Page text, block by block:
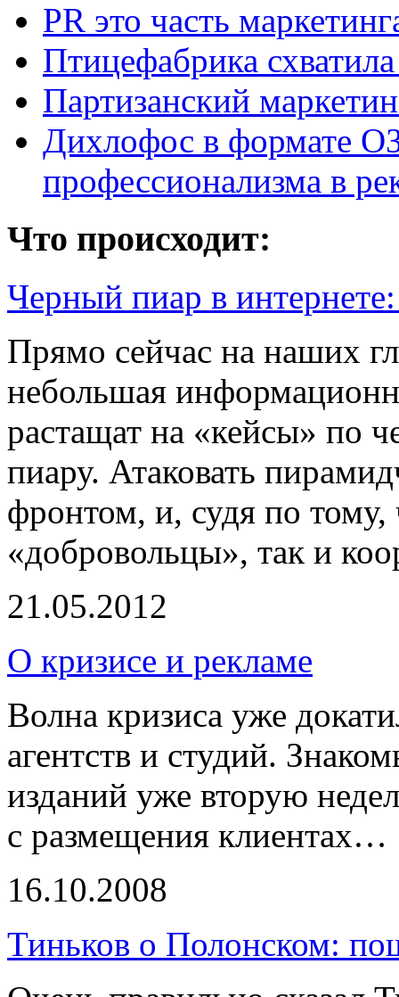
PR это часть
Птицефабрика
Партизанский
Дихлофос в формате
профессионализма в
Что происходит:
Черный пиар в
Прямо сейчас на наших
небольшая
растащат на «кейсы» по
пиару. Атаковать
фронтом, и, судя по тому,
«добровольцы», так и
21.05.2012
О кризисе и рекламе
Волна кризиса уже
агентств и студий.
изданий уже вторую
с размещения клиентах…
16.10.2008
Тиньков о Полонском: